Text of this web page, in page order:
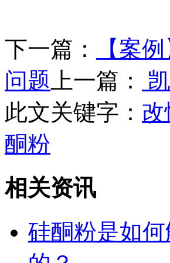
下一篇：
【案
问题 上一篇：
此文关键字： 改
酮粉
相关资讯
硅酮粉是如